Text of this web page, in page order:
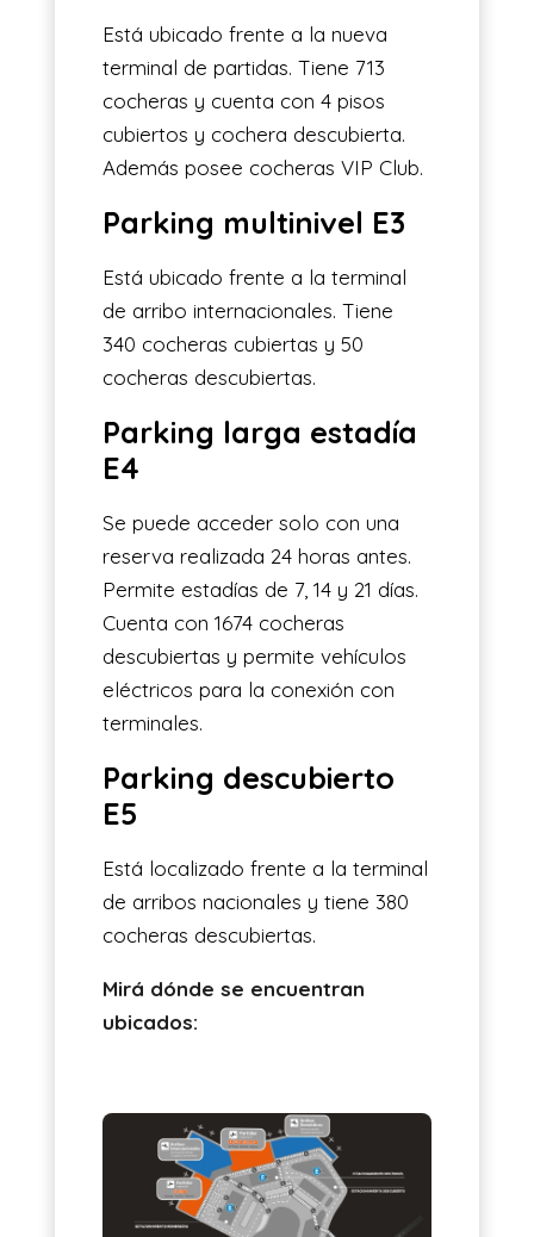
Está ubicado frente a la nueva
terminal de partidas. Tiene 713
cocheras y cuenta con 4 pisos
cubiertos y cochera descubierta.
Además posee cocheras VIP Club.
Parking multinivel E3
Está ubicado frente a la terminal
de arribo internacionales. Tiene
340 cocheras cubiertas y 50
cocheras descubiertas.
Parking larga estadía
E4
Se puede acceder solo con una
reserva realizada 24 horas antes.
Permite estadías de 7, 14 y 21 días.
Cuenta con 1674 cocheras
descubiertas y permite vehículos
eléctricos para la conexión con
terminales.
Parking descubierto
E5
Está localizado frente a la terminal
de arribos nacionales y tiene 380
cocheras descubiertas.
Mirá dónde se encuentran
ubicados: